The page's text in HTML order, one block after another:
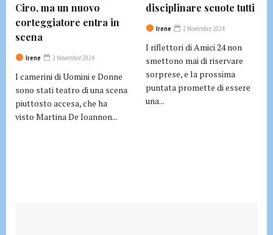
Ciro, ma un nuovo
corteggiatore entra in
scena
Irene 2 Novembre 2024
I camerini di Uomini e Donne
sono stati teatro di una scena
piuttosto accesa, che ha
visto Martina De Ioannon...
disciplinare scuote tutti
Irene 2 Novembre 2024
I riflettori di Amici 24 non
smettono mai di riservare
sorprese, e la prossima
puntata promette di essere
una...